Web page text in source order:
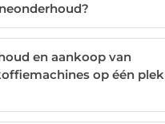
en aankoop van
op één plek